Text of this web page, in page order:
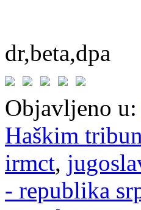
dr,beta,dpa
Objavljeno u:
Haškim
irmct,
- republika